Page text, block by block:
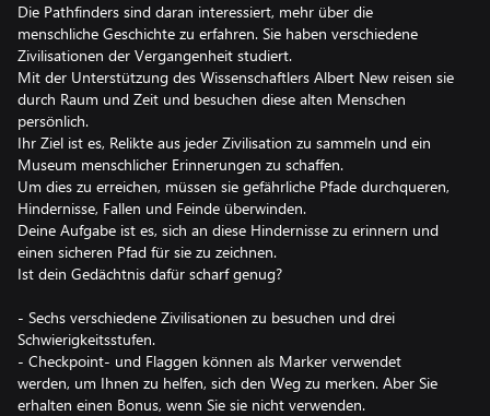
Die Pathfinders sind daran interessiert, mehr über die
menschliche Geschichte zu erfahren. Sie haben verschiedene
Zivilisationen der Vergangenheit studiert.
Mit der Unterstützung des Wissenschaftlers Albert New reisen sie
durch Raum und Zeit und besuchen diese alten Menschen
persönlich.
Ihr Ziel ist es, Relikte aus jeder Zivilisation zu sammeln und ein
Museum menschlicher Erinnerungen zu schaffen.
Um dies zu erreichen, müssen sie gefährliche Pfade durchqueren,
Hindernisse, Fallen und Feinde überwinden.
Deine Aufgabe ist es, sich an diese Hindernisse zu erinnern und
einen sicheren Pfad für sie zu zeichnen.
Ist dein Gedächtnis dafür scharf genug?
- Sechs verschiedene Zivilisationen zu besuchen und drei
Schwierigkeitsstufen.
- Checkpoint- und Flaggen können als Marker verwendet
werden, um Ihnen zu helfen, sich den Weg zu merken. Aber Sie
erhalten einen Bonus, wenn Sie sie nicht verwenden.